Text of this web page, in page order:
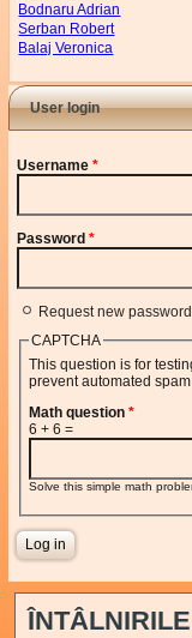
Bodnaru Adrian
Serban Robert
Balaj Veronica
User login
Username*
Password*
Request new password
CAPTCHA
This question is for
prevent automated
Math question*
6 + 6 =
Solve this simple math